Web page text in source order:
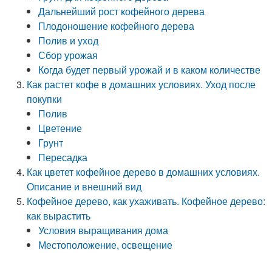
Дальнейший рост кофейного дерева
Плодоношение кофейного дерева
Полив и уход
Сбор урожая
Когда будет первый урожай и в каком количестве
Как растет кофе в домашних условиях. Уход после
покупки
Полив
Цветение
Грунт
Пересадка
Как цветет кофейное дерево в домашних условиях.
Описание и внешний вид
Кофейное дерево, как ухаживать. Кофейное дерево:
как вырастить
Условия выращивания дома
Местоположение, освещение